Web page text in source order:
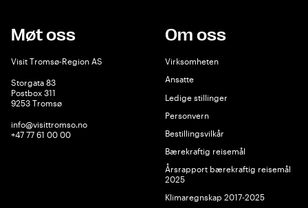
Møt oss
Visit Tromsø-Region AS
Storgata 83
Postbox 311
9253 Tromsø
info@visittromso.no
+47 77 61 00 00
Om oss
Virksomheten
Ansatte
Ledige stillinger
Personvern
Bestillingsvilkår
Bærekraftig reisemål
Årsrapport bærekraftig reisemål
2025
Klimaregnskap 2017-2025